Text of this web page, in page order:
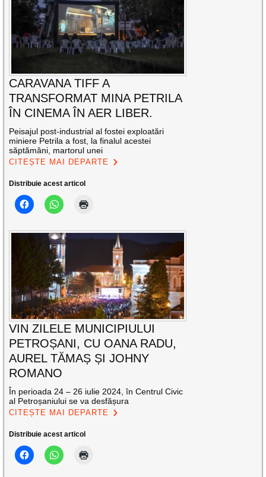
CARAVANA TIFF A
TRANSFORMAT MINA PETRILA
ÎN CINEMA ÎN AER LIBER.
Peisajul post-industrial al fostei exploatări
miniere Petrila a fost, la finalul acestei
săptămâni, martorul unei
CITEȘTE MAI DEPARTE
Distribuie acest articol
VIN ZILELE MUNICIPIULUI
PETROȘANI, CU OANA RADU,
AUREL TĂMAȘ ȘI JOHNY
ROMANO
În perioada 24 – 26 iulie 2024, în Centrul Civic
al Petroșaniului se va desfășura
CITEȘTE MAI DEPARTE
Distribuie acest articol